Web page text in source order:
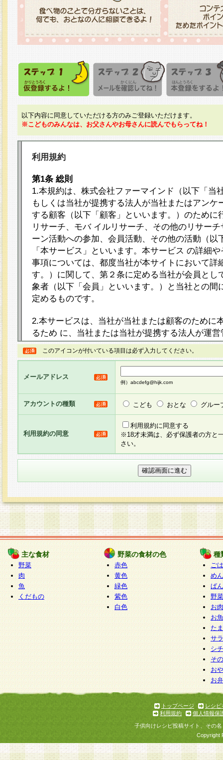
以下内容に同意していただける方のみご登録いただけます。
※こどものみんなは、お父さんやお母さんに読んでもらってね！
利用規約
第1条 総則
1.本規約は、株式会社ファーマインド（以下「当
もしくは当社が提携する法人が当社またはアンケ
する顧客（以下「顧客」といいます。）のために
リサーチ、モバ イルリサーチ、その他のリサー
ーン活動への参加、会員活動、その他の活動（以
「本サービス」といいます。本サービス の詳細
事項については、都度当社が本サイトにおいて詳
す。）に関して、第２条に定める当社が会員とし
象者（以下「会員」といいます。）と当社との間
定めるものです。
2.本サービスは、当社が当社または顧客のために
るため に、当社または当社が提携する法人が運
ト（以下「本サイト」といいます。）上に本サー
ージを設け、会員がアンケー ト調査に回答する
し、その結果を当社が集計・分析その他の利用を
るものです。なお、本サービスは、それぞれの目
員に対して本サービスの依頼を行うこともあり、
た全ての会員に対して本サービスの依頼をすると
りま す。
3.当社は、会員の事前の承諾を得ることなく、当
方 法・手段にて、本規約を任意に制定、変更ま
きるものとします。改定後の本規約等は、本規約
に掲示したときに、その 他の諸規定については
てその効力を生じるものとします。
4.本規約は、会員登録希望者による会員登録手続
の当社による会員登録の承認が完了した時点で会
たものとみなされ、会員に対して適用されるもの
5.当社がお聞きする個人情報は、すべて会員登録
で提 供いただいたものと考えております。従っ
自らの個人情報の提供を希望されない場合には、
をお預かりいたしません が、提供されないこと
商品やサービス等をご利用いただけない場合があ
了承ください。
6.当社は、お客様から当社が保有している個人情
加・ 利用停止等を求められた場合には、ご本人
て確認できた場合に限り、法令に準拠して合理的
いただきます。なお、開示 請求等の請求先は個
ります。
1.会員とは、本規約等を承諾のうえ、当社所定の
了し、当社が承認した者、グループとします。な
が以下に該当する場合は会員登録をすることがで
このアイコンが付いている項目は必ず入力してください。
メールアドレス
例）abcdefg@hijk.com
アカウントの種類 こども おとな グルー
利用規約の同意
利用規約に同意する
※18才未満は、必ず保護者の方と
さい。
主な食材
野菜
肉
魚
くだもの
野菜の食材の色
赤色
黄色
緑色
紫色
白色
種
ご
めん
ぱん
野
お
お
た
サ
シ
そ
お
お
トップページ
レシピ
利用規約
個人情報保
子供向けレシピ投稿サイト、その
Copyright